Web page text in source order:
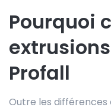
Pourquoi
Profall
Outre les différences